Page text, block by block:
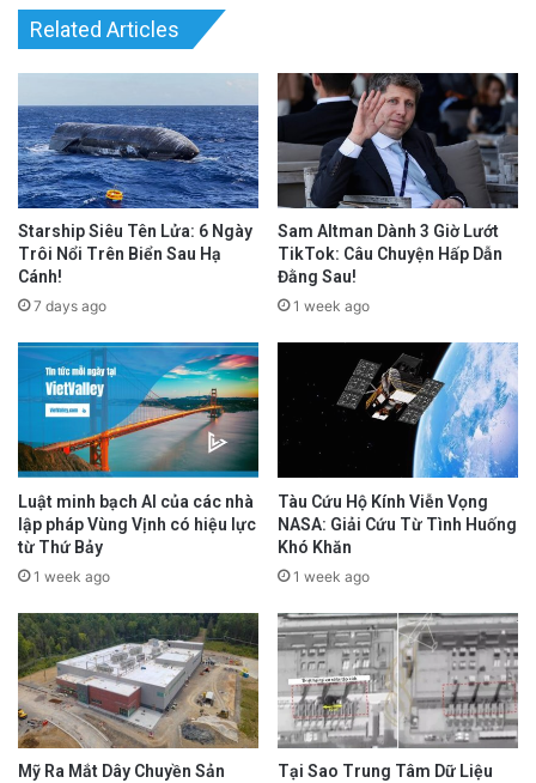
Related Articles
Starship Siêu Tên Lửa: 6 Ngày
Trôi Nổi Trên Biển Sau Hạ
Cánh!
7 days ago
Sam Altman Dành 3 Giờ Lướt
TikTok: Câu Chuyện Hấp Dẫn
Đằng Sau!
1 week ago
Luật minh bạch AI của các nhà
lập pháp Vùng Vịnh có hiệu lực
từ Thứ Bảy
1 week ago
Tàu Cứu Hộ Kính Viễn Vọng
NASA: Giải Cứu Từ Tình Huống
Khó Khăn
1 week ago
Mỹ Ra Mắt Dây Chuyền Sản
Tại Sao Trung Tâm Dữ Liệu